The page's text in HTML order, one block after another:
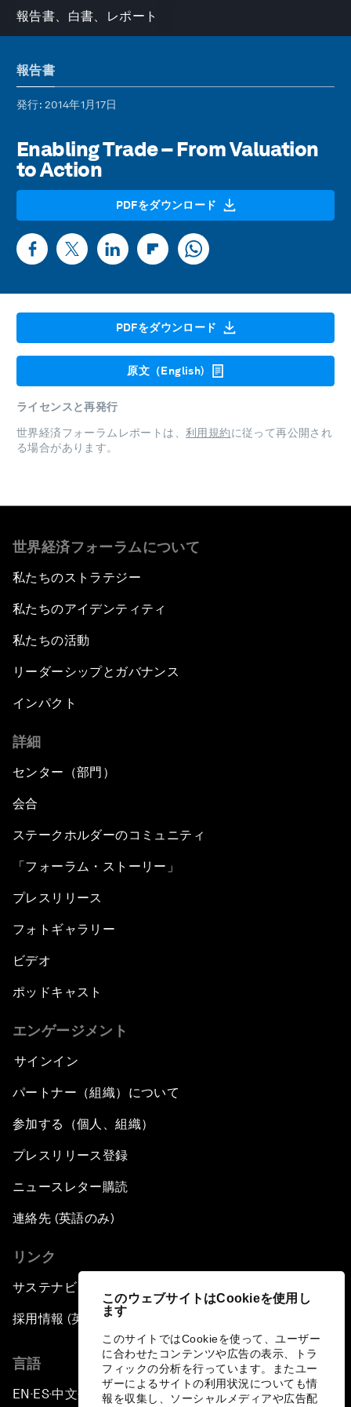
このウェブサイトはCookieを使用し
ます
このサイトではCookieを使って、ユーザー
に合わせたコンテンツや広告の表示、トラ
フィックの分析を行っています。またユー
ザーによるサイトの利用状況についても情
報を収集し、ソーシャルメディアや広告配
報告書、白書、レポート
報告書
発行: 2014年1月17日
Enabling Trade – From Valuation
to Action
PDFをダウンロード
PDFをダウンロード
原文（English)
ライセンスと再発行
世界経済フォーラムレポートは、 利用規約に従って再公開され
る場合があります。
世界経済フォーラムについて
私たちのストラテジー
私たちのアイデンティティ
私たちの活動
リーダーシップとガバナンス
インパクト
詳細
センター（部門）
会合
ステークホルダーのコミュニティ
「フォーラム・ストーリー」
プレスリリース
フォトギャラリー
ビデオ
ポッドキャスト
エンゲージメント
サインイン
パートナー（組織）について
参加する（個人、組織）
プレスリリース登録
ニュースレター購読
連絡先 (英語のみ)
リンク
サステナビリティへの取り組み
採用情報 (英語のみ)
言語
EN ▪ ES▪中文▪ 日本語